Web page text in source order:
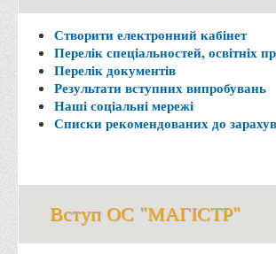
Анкета випускника 2020-2026 років
Анкета випускника минулих років
Первинна профспілкова організація
Бізнес-школа
Літературна сторінка
Створити електронний кабінет
Перелік спеціальностей, освітніх
Перелік документів
Результати вступних випробувань
Наші соціальні мережі
Списки рекомендованих до
Вступ ОС "МАГІСТР"